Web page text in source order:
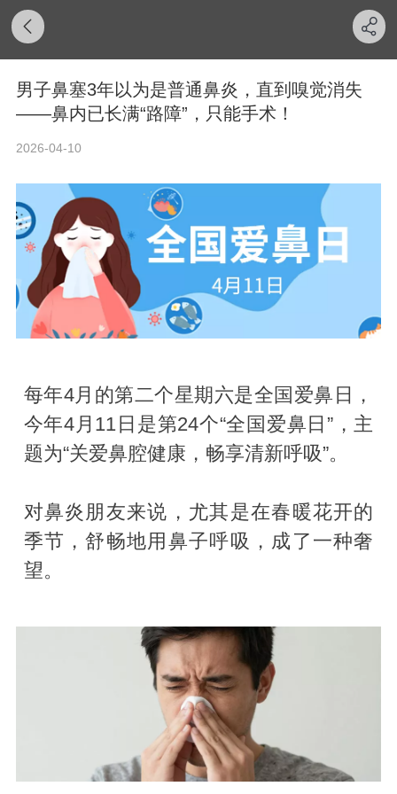
男子鼻塞3年以为是普通鼻炎，直到嗅觉消失
——鼻内已长满“路障”，只能手术！
2026-04-10
每年4月的第二个星期六是全国爱鼻日，
今年4月11日是第24个“全国爱鼻日”，主
题为“关爱鼻腔健康，畅享清新呼吸”。
对鼻炎朋友来说，尤其是在春暖花开的
季节，舒畅地用鼻子呼吸，成了一种奢
望。